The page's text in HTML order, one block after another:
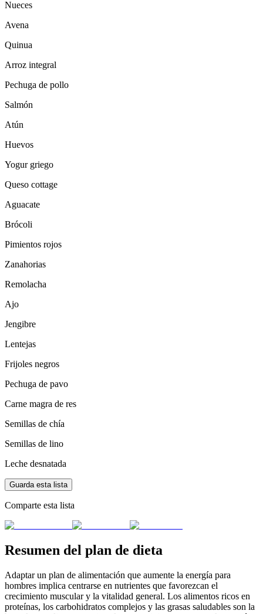
Nueces
Avena
Quinua
Arroz integral
Pechuga de pollo
Salmón
Atún
Huevos
Yogur griego
Queso cottage
Aguacate
Brócoli
Pimientos rojos
Zanahorias
Remolacha
Ajo
Jengibre
Lentejas
Frijoles negros
Pechuga de pavo
Carne magra de res
Semillas de chía
Semillas de lino
Leche desnatada
Guarda esta lista
Comparte esta lista
Resumen del plan de dieta
Adaptar un plan de alimentación que aumente la energía para
hombres implica centrarse en nutrientes que favorezcan el
crecimiento muscular y la vitalidad general. Los alimentos ricos en
proteínas, los carbohidratos complejos y las grasas saludables son la